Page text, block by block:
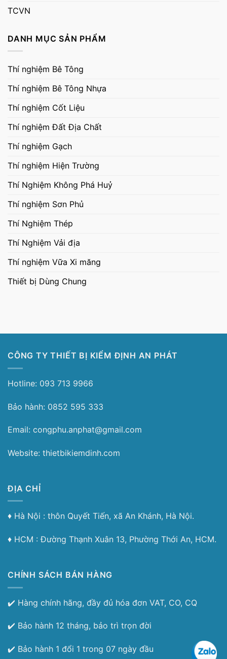
TCVN
DANH MỤC SẢN PHẨM
Thí nghiệm Bê Tông
Thí nghiệm Bê Tông Nhựa
Thí nghiệm Cốt Liệu
Thí nghiệm Đất Địa Chất
Thí nghiệm Gạch
Thí nghiệm Hiện Trường
Thí Nghiệm Không Phá Huỷ
Thí nghiệm Sơn Phủ
Thí Nghiệm Thép
Thí Nghiệm Vải địa
Thí nghiệm Vữa Xi măng
Thiết bị Dùng Chung
CÔNG TY THIẾT BỊ KIỂM ĐỊNH AN PHÁT
Hotline: 093 713 9966
Bảo hành: 0852 595 333
Email: congphu.anphat@gmail.com
Website: thietbikiemdinh.com
ĐỊA CHỈ
♦︎ Hà Nội : thôn Quyết Tiến, xã An Khánh, Hà Nội.
♦︎ HCM : Đường Thạnh Xuân 13, Phường Thới An, HCM.
CHÍNH SÁCH BÁN HÀNG
✔️ Hàng chính hãng, đầy đủ hóa đơn VAT, CO, CQ
✔️ Bảo hành 12 tháng, bảo trì trọn đời
✔️ Bảo hành 1 đổi 1 trong 07 ngày đầu